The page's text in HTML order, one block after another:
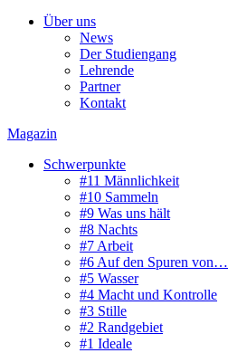
Über uns
News
Der Studiengang
Lehrende
Partner
Kontakt
Magazin
Schwerpunkte
#11 Männlichkeit
#10 Sammeln
#9 Was uns hält
#8 Nachts
#7 Arbeit
#6 Auf den Spuren von…
#5 Wasser
#4 Macht und Kontrolle
#3 Stille
#2 Randgebiet
#1 Ideale